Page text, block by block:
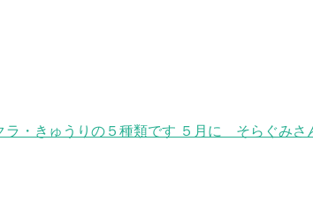
・きゅうりの５種類です ５月に そらぐみ